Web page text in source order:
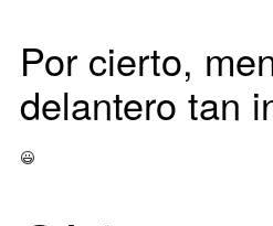
Por cierto,
delantero tan